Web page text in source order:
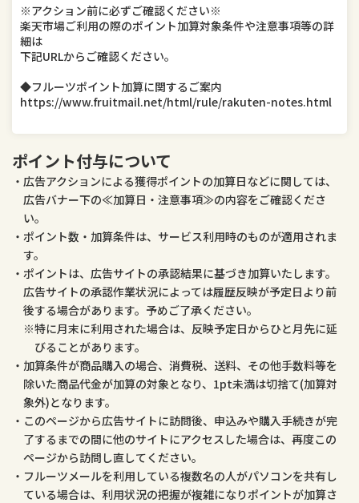
テレビゲーム ホビー
楽器・音響機器
美容・コスメ・香水 ダイエット・健康
※アクション前に必ずご確認ください※
楽天市場ご利用の際のポイント加算対象条件や注意事項等の詳
細は
下記URLからご確認ください。
◆フルーツポイント加算に関するご案内
https://www.fruitmail.net/html/rule/rakuten-notes.html
ポイント付与について
広告アクションによる獲得ポイントの加算日などに関しては、
広告バナー下の≪加算日・注意事項≫の内容をご確認くださ
い。
ポイント数・加算条件は、サービス利用時のものが適用されま
す。
ポイントは、広告サイトの承認結果に基づき加算いたします。
広告サイトの承認作業状況によっては履歴反映が予定日より前
後する場合があります。予めご了承ください。
特に月末に利用された場合は、反映予定日からひと月先に延
びることがあります。
加算条件が商品購入の場合、消費税、送料、その他手数料等を
除いた商品代金が加算の対象となり、1pt未満は切捨て(加算対
象外)となります。
このページから広告サイトに訪問後、申込みや購入手続きが完
了するまでの間に他のサイトにアクセスした場合は、再度この
ページから訪問し直してください。
フルーツメールを利用している複数名の人がパソコンを共有し
ている場合は、利用状況の把握が複雑になりポイントが加算さ